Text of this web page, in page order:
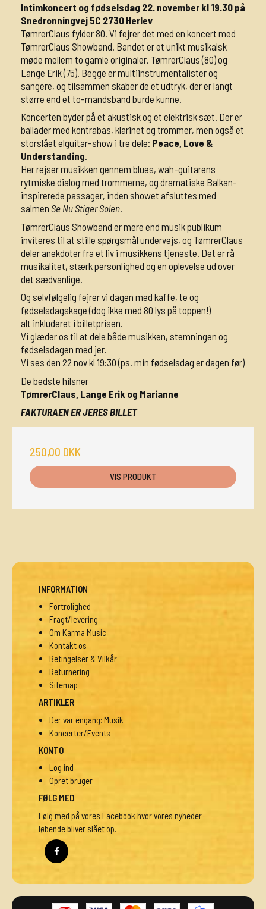
Intimkoncert og fødselsdag 22. november kl 19.30 på
Snedronningvej 5C 2730 Herlev
TømrerClaus fylder 80. Vi fejrer det med en koncert med
TømrerClaus Showband. Bandet er et unikt musikalsk
møde mellem to gamle originaler, TømrerClaus (80) og
Lange Erik (75). Begge er multiinstrumentalister og
sangere, og tilsammen skaber de et udtryk, der er langt
større end et to-mandsband burde kunne.
Koncerten byder på et akustisk og et elektrisk sæt. Der er
ballader med kontrabas, klarinet og trommer, men også et
storslået elguitar-show i tre dele: Peace, Love &
Understanding.
Her rejser musikken gennem blues, wah-guitarens
rytmiske dialog med trommerne, og dramatiske Balkan-
inspirerede passager, inden showet afsluttes med
salmen Se Nu Stiger Solen.
TømrerClaus Showband er mere end musik publikum
inviteres til at stille spørgsmål undervejs, og TømrerClaus
deler anekdoter fra et liv i musikkens tjeneste. Det er rå
musikalitet, stærk personlighed og en oplevelse ud over
det sædvanlige.
Og selvfølgelig fejrer vi dagen med kaffe, te og
fødselsdagskage (dog ikke med 80 lys på toppen!)
alt inkluderet i billetprisen.
Vi glæder os til at dele både musikken, stemningen og
fødselsdagen med jer.
Vi ses den 22 nov kl 19:30 (ps. min fødselsdag er dagen før)
De bedste hilsner
TømrerClaus, Lange Erik og Marianne
FAKTURAEN ER JERES BILLET
250,00 DKK
VIS PRODUKT
INFORMATION
Fortrolighed
Fragt/levering
Om Karma Music
Kontakt os
Betingelser & Vilkår
Returnering
Sitemap
ARTIKLER
Der var engang: Musik
Koncerter/Events
KONTO
Log ind
Opret bruger
FØLG MED
Følg med på vores Facebook hvor vores nyheder
løbende bliver slået op.